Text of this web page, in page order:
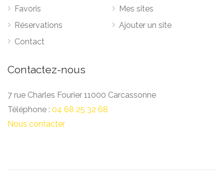
Favoris
Réservations
Contact
Mes sites
Ajouter un site
Contactez-nous
7 rue Charles Fourier 11000 Carcassonne
Téléphone : 04 68 25 32 68
Nous contacter